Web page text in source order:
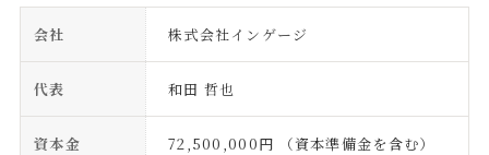
会社 株式会社インゲージ
代表 和田 哲也
資本金 72,500,000円 （資本準備金を含む）